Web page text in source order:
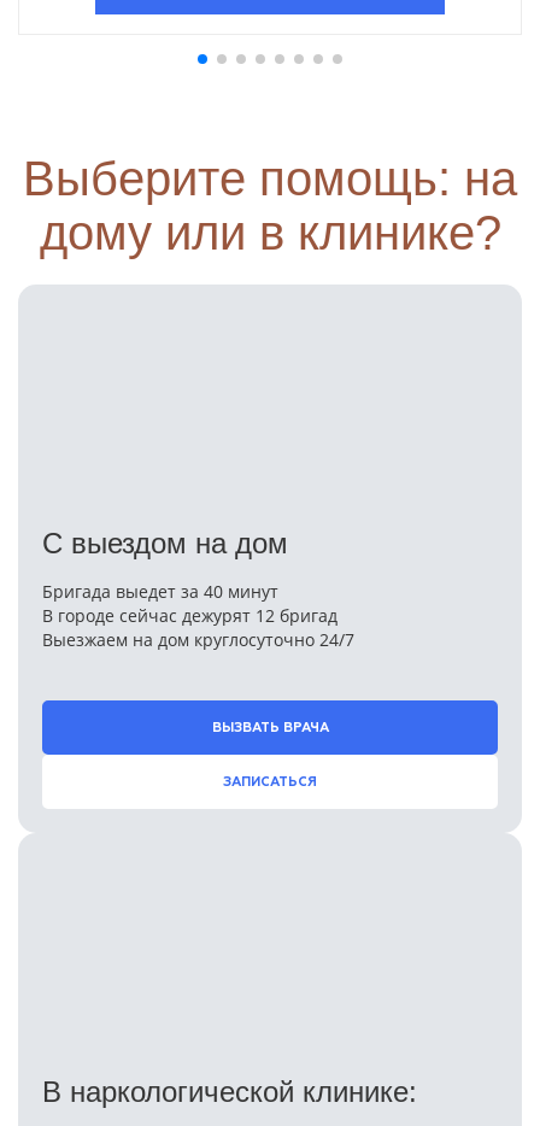
Выберите помощь: на
дому или в клинике?
С выездом на дом
Бригада выедет за 40 минут
В городе сейчас дежурят 12 бригад
Выезжаем на дом круглосуточно 24/7
ВЫЗВАТЬ ВРАЧА
ЗАПИСАТЬСЯ
В наркологической клинике: